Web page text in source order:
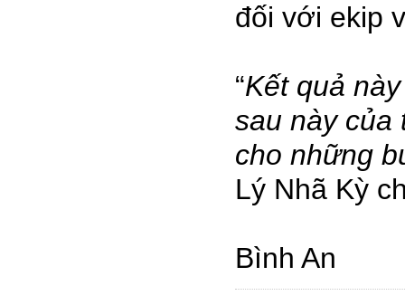
đối với ekip
“Kết quả
sau này của
cho những
Lý Nhã Kỳ
Bình An